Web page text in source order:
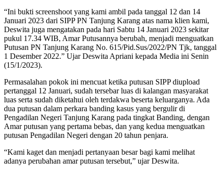
“Ini bukti screenshoot yang kami ambil pada tanggal 12 dan 14
Januari 2023 dari SIPP PN Tanjung Karang atas nama klien kami,
Deswita juga mengatakan pada hari Sabtu 14 Januari 2023 sekitar
pukul 17.34 WIB, Amar Putusannya berubah, menjadi menguatkan
Putusan PN Tanjung Karang No. 615/Pid.Sus/2022/PN Tjk, tanggal
1 Desember 2022.” Ujar Deswita Apriani kepada Media ini Senin
(15/1/2023).
Permasalahan pokok ini mencuat ketika putusan SIPP diupload
pertanggal 12 Januari, sudah tersebar luas di kalangan masyarakat
luas serta sudah diketahui oleh terdakwa beserta keluarganya. Ada
dua putusan dalam perkara banding kasus yang bergulir di
Pengadilan Negeri Tanjung Karang pada tingkat Banding, dengan
Amar putusan yang pertama bebas, dan yang kedua menguatkan
putusan Pengadilan Negeri dengan 20 tahun penjara.
“Kami kaget dan menjadi pertanyaan besar bagi kami melihat
adanya perubahan amar putusan tersebut,” ujar Deswita.